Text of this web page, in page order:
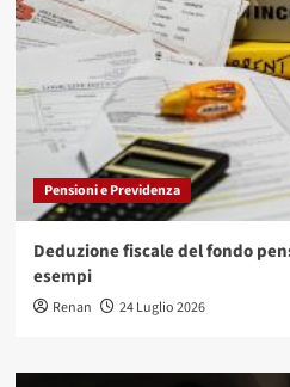
Pensioni e Previdenza
Deduzione fiscale del fondo
esempi
Renan 24 Luglio 2026